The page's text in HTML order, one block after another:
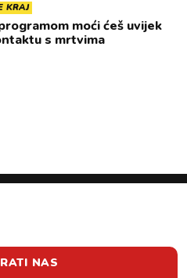
KRAJ
moći ćeš uvijek
s mrtvima
NAS